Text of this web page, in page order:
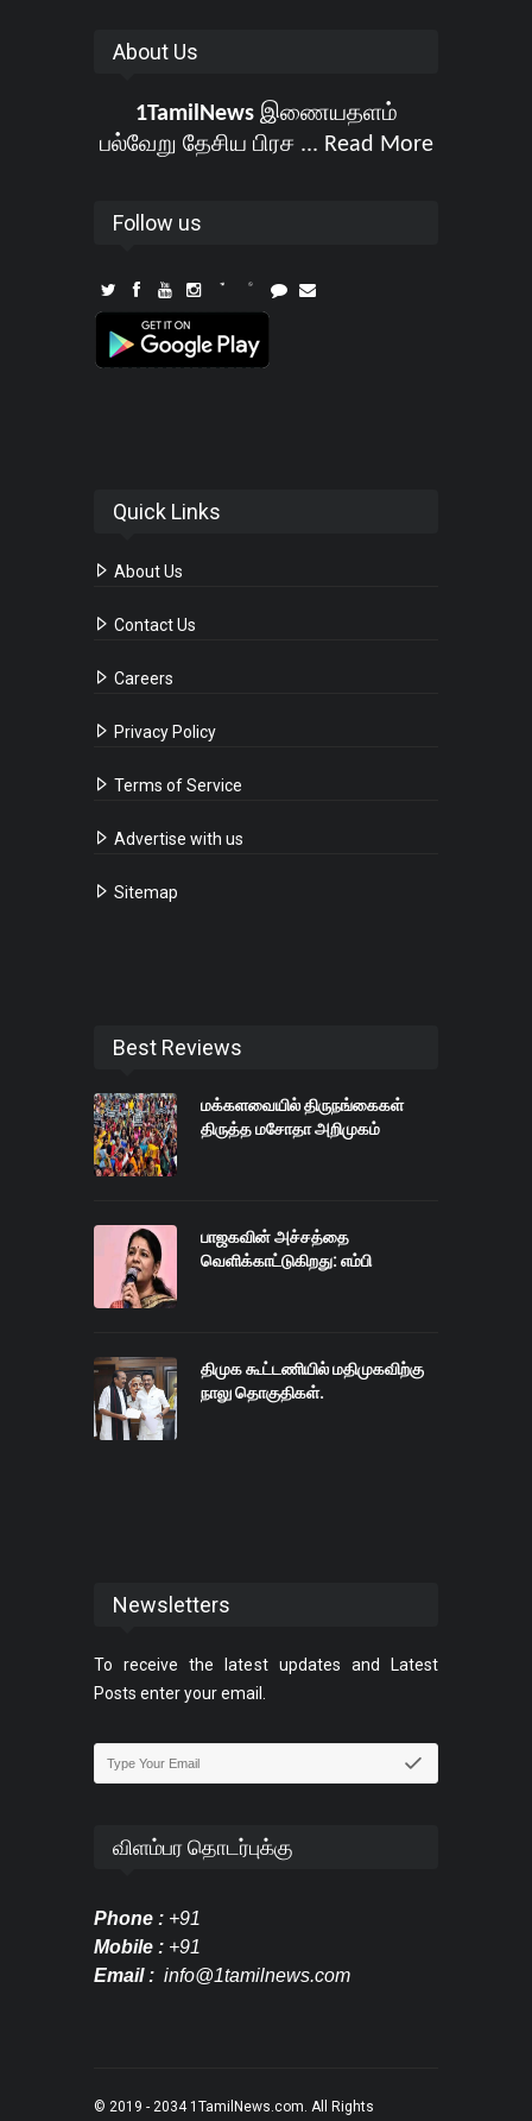
About Us
1TamilNewsஇணையதளம்
பல்வேறு தேசிய பிரச ... Read More
Follow us
Quick Links
About Us
Contact Us
Careers
Privacy Policy
Terms of Service
Advertise with us
Sitemap
Best Reviews
மக்களவையில் திருநங்கைகள்
திருத்த மசோதா அறிமுகம்
பாஜகவின் அச்சத்தை
வெளிக்காட்டுகிறது: எம்பி
திமுக கூட்டணியில் மதிமுகவிற்கு
நாலு தொகுதிகள்.
Newsletters
To receive the latest updates and Latest
Posts enter your email.
விளம்பர தொடர்புக்கு
Phone : +91
Mobile : +91
Email : info@1tamilnews.com
© 2019 - 2034 1TamilNews.com. All Rights